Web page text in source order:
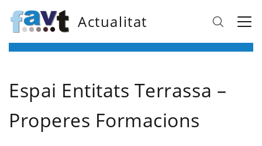
Actualitat
Espai Entitats Terrassa –
Properes Formacions